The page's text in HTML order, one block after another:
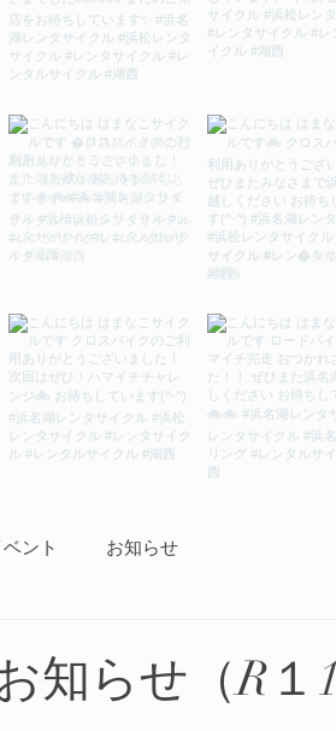
ント お知らせ
知らせ（R１